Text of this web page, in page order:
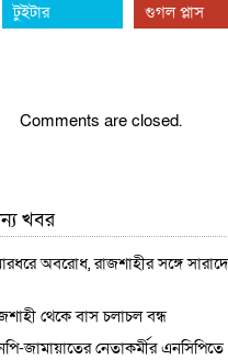
টুইটার গুগল প্লাস
Comments are closed.
খবর
মারধরে অবরোধ, রাজশাহীর সঙ্গে
থেকে বাস চলাচল বন্ধ
জামায়াতের নেতাকর্মীর